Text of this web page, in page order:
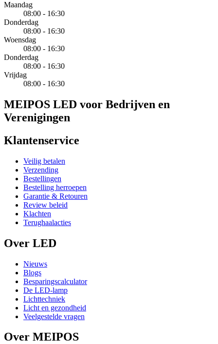
Maandag
08:00 - 16:30
Donderdag
08:00 - 16:30
Woensdag
08:00 - 16:30
Donderdag
08:00 - 16:30
Vrijdag
08:00 - 16:30
MEIPOS LED voor Bedrijven en
Verenigingen
Klantenservice
Veilig betalen
Verzending
Bestellingen
Bestelling herroepen
Garantie & Retouren
Review beleid
Klachten
Terughaalacties
Over LED
Nieuws
Blogs
Besparingscalculator
De LED-lamp
Lichttechniek
Licht en gezondheid
Veelgestelde vragen
Over MEIPOS